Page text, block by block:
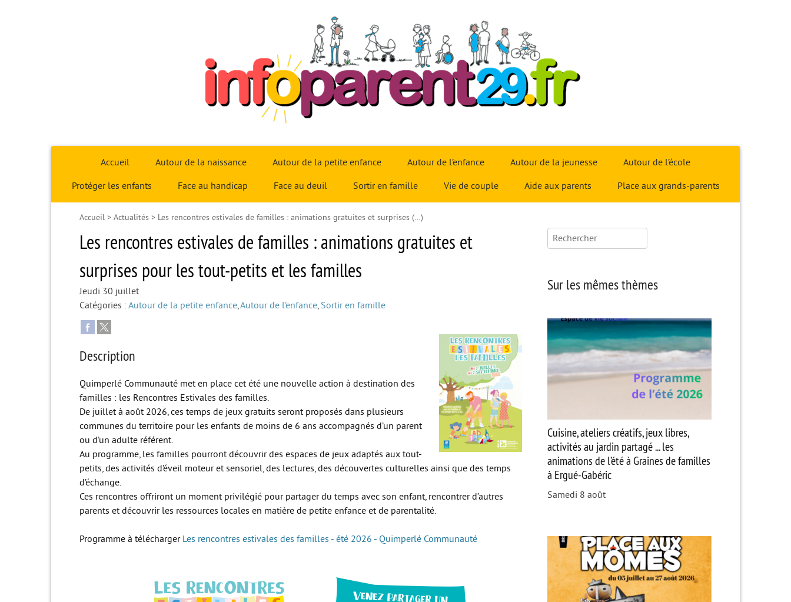
Infoparent29
Accueil Autour de la naissance Autour de la petite enfance Autour de l’enfance Autour de la jeunesse Autour de l’école
Protéger les enfants Face au handicap Face au deuil Sortir en famille Vie de couple Aide aux parents Place aux grands-parents
Accueil > Actualités > Les rencontres estivales de familles : animations gratuites et surprises (…)
Les rencontres estivales de familles : animations gratuites et
surprises pour les tout-petits et les familles
Jeudi 30 juillet
Catégories :Autour de la petite enfance,Autour de l’enfance, Sortir en famille
Description
Quimperlé Communauté met en place cet été une nouvelle action à destination des
familles : les Rencontres Estivales des familles.
De juillet à août 2026, ces temps de jeux gratuits seront proposés dans plusieurs
communes du territoire pour les enfants de moins de 6 ans accompagnés d’un parent
ou d’un adulte référent.
Au programme, les familles pourront découvrir des espaces de jeux adaptés aux tout-
petits, des activités d’éveil moteur et sensoriel, des lectures, des découvertes culturelles ainsi que des temps
d’échange.
Ces rencontres offriront un moment privilégié pour partager du temps avec son enfant, rencontrer d’autres
parents et découvrir les ressources locales en matière de petite enfance et de parentalité.
Programme à télécharger Les rencontres estivales des familles - été 2026 - Quimperlé Communauté
Rechercher :
Sur les mêmes thèmes
Cuisine, ateliers créatifs, jeux libres,
activités au jardin partagé ... les
animations de l’été à Graines de familles
à Ergué-Gabéric
Samedi 8 août